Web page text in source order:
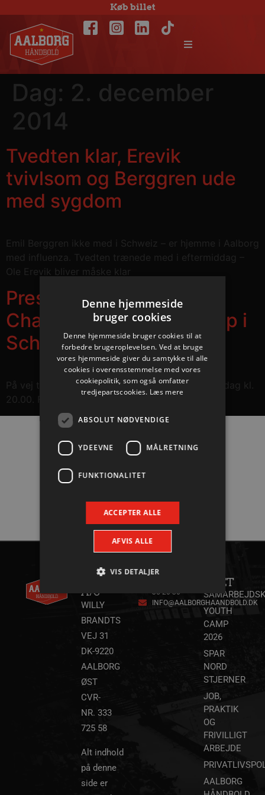
Køb billet
Dag: 2. december
2014
Tvedten klar, Erevik
tvivlsom og Berggren ude
med sygdom
Emil Berggren ikke med i Schweiz – er hjemme i Aalborg
med influenza. Tvedten trænede med i eftermiddag –
Ole Erevik bliver måske klar
Pres på før afgørende
Champions League-kamp i
Schweiz torsdag
På vej til Schaffhausen i Schweiz til kampen torsdag kl.
20.00. Følg opgøret direkte på TV 3 Sport 1.
Hovedpartnere
AALBORG
A/S
WILLY
BRANDTS
VEJ 31
DK-9220
AALBORG
ØST
CVR-
NR. 333
725 58
Alt indhold
på denne
side er
KONTAKT
35 20 30
INFO@AALBORGHAANDBOLD.DK
ANDET
YOUTH
CAMP
2026
SPAR
NORD
STJERNER
JOB,
PRAKTIK
OG
FRIVILLIGT
ARBEJDE
AALBORG
Denne hjemmeside
bruger cookies
Denne hjemmeside bruger cookies til at
forbedre brugeroplevelsen. Ved at bruge
vores hjemmeside giver du samtykke til alle
cookies i overensstemmelse med vores
cookiepolitik, som også omfatter
tredjepartscookies. Læs mere
ABSOLUT NØDVENDIGE
YDEEVNE MÅLRETNING
FUNKTIONALITET
ACCEPTER ALLE
AFVIS ALLE
VIS DETALJER
Absolut nødvendige
Målretning
Absolut nødvendige cookies muliggør
hjemmesidens grundlæggende funktionalitet
Hjemmesiden kan ikke bruges korrekt uden de
absolut nødvendige cookies.
Udbyder / Domæne
/dyna-.*/i
1 år